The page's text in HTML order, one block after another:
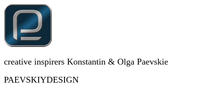
creative inspirers Konstantin & Olga Paevskie
PAEVSKIYDESIGN